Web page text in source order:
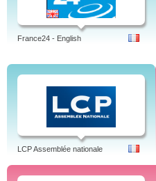
France24 - English
LCP Assemblée nationale